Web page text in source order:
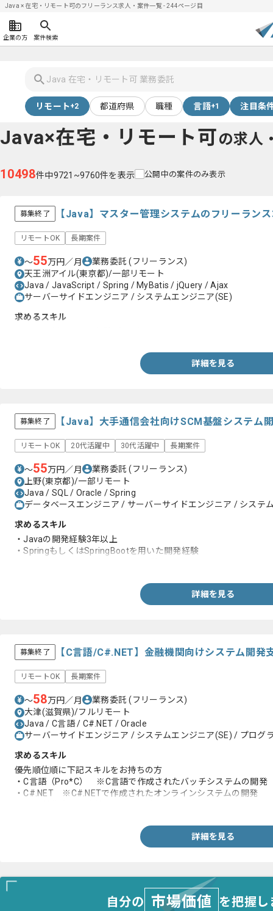
Java × 在宅・リモート可のフリーランス求人・案件一覧 - 244ページ目
企業の方 案件検索
リモート+2 都道府県 職種 言語+1 注目条
Java×在宅・リモート可の求人
10498件中9721~9760件を表示 公開中の案件のみ表示
募集終了 【Java】マスター管理システムのフリーラン
リモートOK 長期案件
〜55万円／月 業務委託(フリーランス)
天王洲アイル(東京都)/一部リモート
Java / JavaScript / Spring / MyBatis / jQuery / Ajax
サーバーサイドエンジニア / システムエンジニア(SE)
求めるスキル
詳細を見る
募集終了 【Java】大手通信会社向けSCM基盤システム
リモートOK 20代活躍中 30代活躍中 長期案件
〜55万円／月 業務委託(フリーランス)
上野(東京都)/一部リモート
Java / SQL / Oracle / Spring
データベースエンジニア / サーバーサイドエンジニア / システ
求めるスキル
・Javaの開発経験3年以上
・SpringもしくはSpringBootを用いた開発経験
詳細を見る
募集終了 【C言語/C#.NET】金融機関向けシステム開発
リモートOK 長期案件
〜58万円／月 業務委託(フリーランス)
大津(滋賀県)/フルリモート
Java / C言語 / C#.NET / Oracle
サーバーサイドエンジニア / システムエンジニア(SE) / プログ
求めるスキル
優先順位順に下記スキルをお持ちの方
・C言語（Pro*C） ※C言語で作成されたバッチシステムの開発
・C#.NET ※C#.NETで作成されたオンラインシステムの開発
詳細を見る
自分の 市場価値 を把握